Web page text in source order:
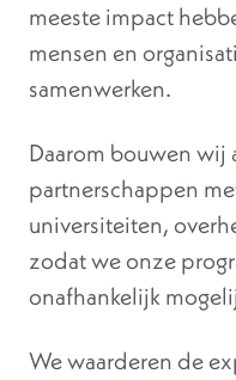
meeste impact
mensen en
samenwerken.
Daarom bouwen wij
partnerschappen
universiteiten,
zodat we onze
onafhankelijk
We waarderen de